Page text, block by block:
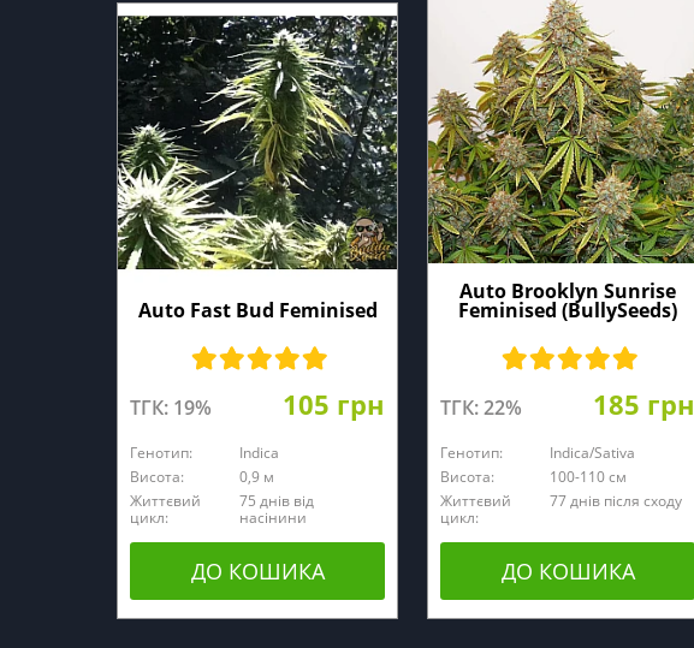
Auto Fast Bud Feminised
ТГК: 19% 105 грн
Генотип:
Indica
Висота:
0,9 м
Життєвий
цикл:
75 днів від
насінини
ДО КОШИКА
Auto Brooklyn Sunrise
Feminised (BullySeeds)
ТГК: 22% 185 грн
Генотип:
Indica/Sativa
Висота:
100-110 см
Життєвий
цикл:
77 днів після сходу
ДО КОШИКА